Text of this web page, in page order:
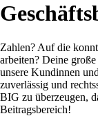
Zahlen? Auf die
arbeiten? Deine
unsere Kundinnen
zuverlässig und
BIG zu überzeugen,
Beitragsbereich!